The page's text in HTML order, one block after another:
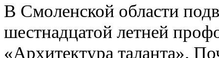
В Смоленской области
шестнадцатой летней
«Архитектура таланта».